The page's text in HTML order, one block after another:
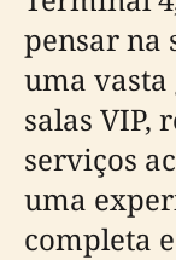
pensar na
uma
salas VIP,
serviços
uma
completa